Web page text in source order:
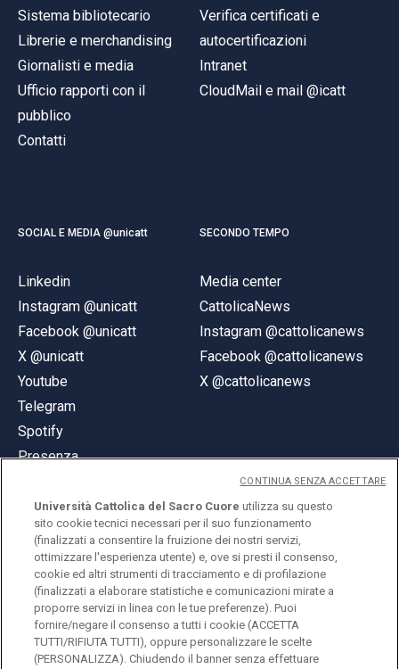
Sistema bibliotecario
Librerie e merchandising
Giornalisti e media
Ufficio rapporti con il
pubblico
Contatti
Verifica certificati e
autocertificazioni
Intranet
CloudMail e mail @icatt
SOCIAL E MEDIA @unicatt
Linkedin
Instagram @unicatt
Facebook @unicatt
X @unicatt
Youtube
Telegram
Spotify
Presenza
SECONDO TEMPO
Media center
CattolicaNews
Instagram @cattolicanews
Facebook @cattolicanews
X @cattolicanews
© Università Cattolica del Sacro Cuore
Largo A. Gemelli 1, 20123 Milano
PI 02133120150
Università Cattolica del Sacro Cuore utilizza su questo
sito cookie tecnici necessari per il suo funzionamento
(finalizzati a consentire la fruizione dei nostri servizi,
ottimizzare l'esperienza utente) e, ove si presti il consenso,
cookie ed altri strumenti di tracciamento e di profilazione
(finalizzati a elaborare statistiche e comunicazioni mirate a
proporre servizi in linea con le tue preferenze). Puoi
fornire/negare il consenso a tutti i cookie (ACCETTA
TUTTI/RIFIUTA TUTTI), oppure personalizzare le scelte
(PERSONALIZZA). Chiudendo il banner senza effettuare
CONTINUA SENZA ACCETTARE